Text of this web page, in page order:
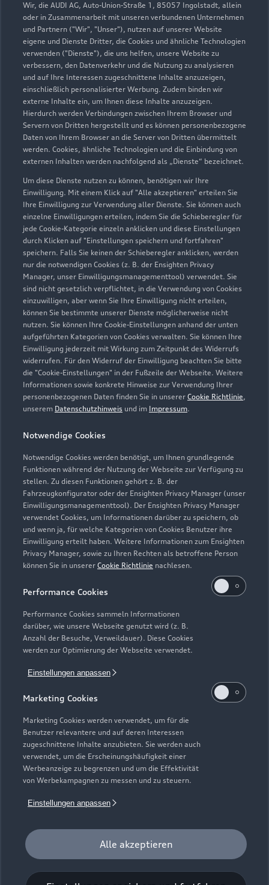
Wir, die AUDI AG, Auto-Union-Straße 1, 85057 Ingolstadt, allein
oder in Zusammenarbeit mit unseren verbundenen Unternehmen
und Partnern ("Wir", "Unser"), nutzen auf unserer Website
eigene und Dienste Dritter, die Cookies und ähnliche Technologien
verwenden ("Dienste"), die uns helfen, unsere Website zu
verbessern, den Datenverkehr und die Nutzung zu analysieren
und auf Ihre Interessen zugeschnittene Inhalte anzuzeigen,
einschließlich personalisierter Werbung. Zudem binden wir
externe Inhalte ein, um Ihnen diese Inhalte anzuzeigen.
Hierdurch werden Verbindungen zwischen Ihrem Browser und
Servern von Dritten hergestellt und es können personenbezogene
Daten von Ihrem Browser an die Server von Dritten übermittelt
werden. Cookies, ähnliche Technologien und die Einbindung von
externen Inhalten werden nachfolgend als „Dienste“ bezeichnet.
Um diese Dienste nutzen zu können, benötigen wir Ihre
Einwilligung. Mit einem Klick auf "Alle akzeptieren" erteilen Sie
Ihre Einwilligung zur Verwendung aller Dienste. Sie können auch
einzelne Einwilligungen erteilen, indem Sie die Schieberegler für
jede Cookie-Kategorie einzeln anklicken und diese Einstellungen
durch Klicken auf "Einstellungen speichern und fortfahren"
speichern. Falls Sie keinen der Schieberegler anklicken, werden
nur die notwendigen Cookies (z. B. der Ensighten Privacy
Manager, unser Einwilligungsmanagementtool) verwendet. Sie
sind nicht gesetzlich verpflichtet, in die Verwendung von Cookies
einzuwilligen, aber wenn Sie Ihre Einwilligung nicht erteilen,
können Sie bestimmte unserer Dienste möglicherweise nicht
nutzen. Sie können Ihre Cookie-Einstellungen anhand der unten
aufgeführten Kategorien von Cookies verwalten. Sie können Ihre
Einwilligung jederzeit mit Wirkung zum Zeitpunkt des Widerrufs
widerrufen. Für den Widerruf der Einwilligung beachten Sie bitte
die "Cookie-Einstellungen" in der Fußzeile der Webseite. Weitere
Informationen sowie konkrete Hinweise zur Verwendung Ihrer
personenbezogenen Daten finden Sie in unserer Cookie Richtlinie,
unserem Datenschutzhinweis und im Impressum.
Notwendige Cookies
Notwendige Cookies werden benötigt, um Ihnen grundlegende
Funktionen während der Nutzung der Webseite zur Verfügung zu
stellen. Zu diesen Funktionen gehört z. B. der
Fahrzeugkonfigurator oder der Ensighten Privacy Manager (unser
Einwilligungsmanagementtool). Der Ensighten Privacy Manager
verwendet Cookies, um Informationen darüber zu speichern, ob
und wenn ja, für welche Kategorien von Cookies Benutzer ihre
Einwilligung erteilt haben. Weitere Informationen zum Ensighten
Privacy Manager, sowie zu Ihren Rechten als betroffene Person
können Sie in unserer Cookie Richtlinie nachlesen.
Performance Cookies
Performance Cookies sammeln Informationen
darüber, wie unsere Webseite genutzt wird (z. B.
Anzahl der Besuche, Verweildauer). Diese Cookies
werden zur Optimierung der Webseite verwendet.
Einstellungen anpassen
Marketing Cookies
Marketing Cookies werden verwendet, um für die
Benutzer relevantere und auf deren Interessen
zugeschnittene Inhalte anzubieten. Sie werden auch
verwendet, um die Erscheinungshäufigkeit einer
Werbeanzeige zu begrenzen und um die Effektivität
von Werbekampagnen zu messen und zu steuern.
Einstellungen anpassen
Alle akzeptieren
Autohaus Knoller GmbH &
Co. KG
Servicepartner e-tron
Fürstenfeldbrucker Straße 18
82272 Moorenweis
08146 220
info@autohaus-knoller.de
Kontaktdaten herunterladen
Öffnungszeiten
Allgemein
Geschlossen, öffnet amDienstag 07:00
Werkstatt
Geschlossen,öffnet amDienstag 07:30
Zur Reparatur